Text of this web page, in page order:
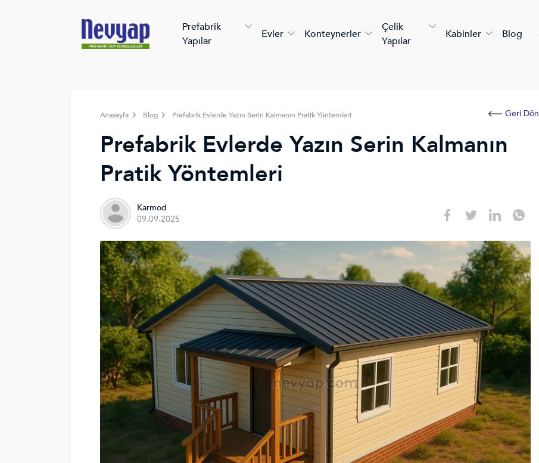
Prefabrik
Yapılar
Evler Konteynerler
Çelik
Yapılar
Kabinler Blog
Geri Dön
Anasayfa Blog Prefabrik Evlerde Yazın Serin Kalmanın Pratik Yöntemleri
Prefabrik Evlerde Yazın Serin Kalmanın
Pratik Yöntemleri
Karmod
09.09.2025